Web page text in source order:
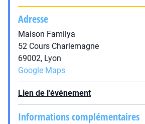
Adresse
Maison Familya
52 Cours Charlemagne
69002, Lyon
Google Maps
Lien de l'événement
Informations complémentaires